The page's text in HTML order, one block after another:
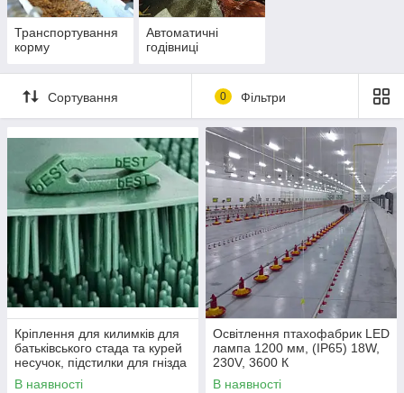
Транспортування
корму
Автоматичні
годівниці
Сортування 0 Фільтри
Кріплення для килимків для
батьківського стада та курей
несучок, підстилки для гнізда
В наявності
Освітлення птахофабрик LED
лампа 1200 мм, (IP65) 18W,
230V, 3600 К
В наявності